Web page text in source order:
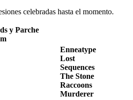
celebradas hasta el momento.
y Parche
Enneatype
Lost
Sequences
The Stone
Raccoons
Murderer